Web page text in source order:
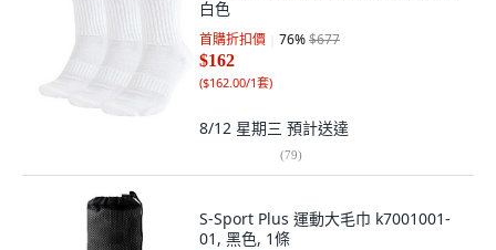
白色
首購折扣價 76%$677
$162
($162.00/1套)
8/12 星期三 預計送達
(79)
S-Sport Plus 運動大毛巾 k7001001-
01, 黑色, 1條